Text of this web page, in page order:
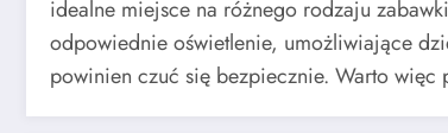
idealne miejsce na różnego rodzaju
odpowiednie oświetlenie, umożliwiające
powinien czuć się bezpiecznie. Warto